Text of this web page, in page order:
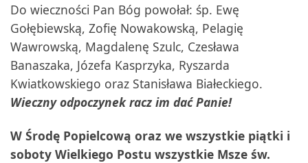
Do wieczności Pan Bóg powołał: śp. Ewę
Gołębiewską, Zofię Nowakowską, Pelagię
Wawrowską, Magdalenę Szulc, Czesława
Banaszaka, Józefa Kasprzyka, Ryszarda
Kwiatkowskiego oraz Stanisława Białeckiego.
Wieczny odpoczynek racz im dać Panie!
W Środę Popielcową oraz we wszystkie piątki i
soboty Wielkiego Postu wszystkie Msze św.